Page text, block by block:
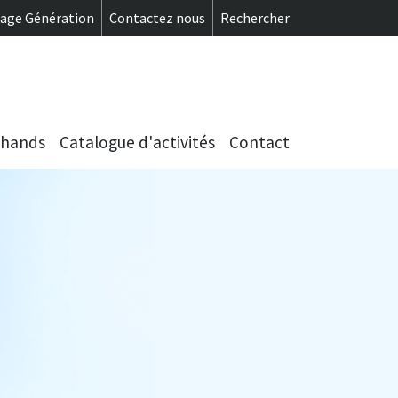
Génération Contactez nous Rechercher
Catalogue d'activités Contact